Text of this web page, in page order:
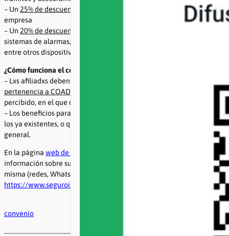
– Un 25% de descuento
en todas las líneas de seguros que ofrece la
empresa
– Un 20% de descuento
sistemas de alarmas, cámaras de seguridad, cerraduras electrónicas,
entre otros dispositivos disponibles.
¿Cómo funciona el convenio?
– Lxs afiliadxs deben
pertenencia a COAD mediante el recibo de sueldo
del último salario
percibido, en el que debe constar el descuento del aporte sindical.
– Los beneficios para lxs afiliadxs a COAD son complementarios de
los ya existentes, o que se creen en el futuro, para el público en
general.
En la página web de la aseguradora
información sobre sus servicios y los canales de contacto con la
misma (redes, WhatsApp, entre otros)
https://www.segurointeligente.com.ar/
convenio